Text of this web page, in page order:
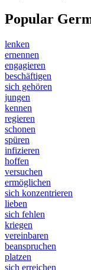
Popular
lenken
ernennen
engagieren
beschäftigen
sich gehören
jungen
kennen
regieren
schonen
spüren
infizieren
hoffen
versuchen
ermöglichen
sich konzentrieren
lieben
sich fehlen
kriegen
vereinbaren
beanspruchen
platzen
sich erreichen